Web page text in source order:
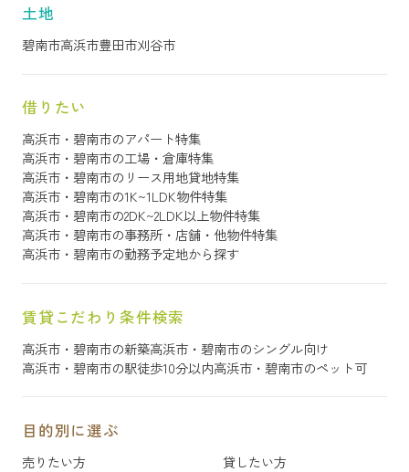
土地
碧南市高浜市豊田市刈谷市
借りたい
高浜市・碧南市のアパート特集
高浜市・碧南市の工場・倉庫特集
高浜市・碧南市のリース用地貸地特集
高浜市・碧南市の1K~1LDK物件特集
高浜市・碧南市の2DK~2LDK以上物件特集
高浜市・碧南市の事務所・店舗・他物件特集
高浜市・碧南市の勤務予定地から探す
賃貸こだわり条件検索
高浜市・碧南市の新築高浜市・碧南市のシングル向け
高浜市・碧南市の駅徒歩10分以内高浜市・碧南市のペット可
目的別に選ぶ
売りたい方
貸したい方